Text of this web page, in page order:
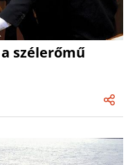
szélerőmű